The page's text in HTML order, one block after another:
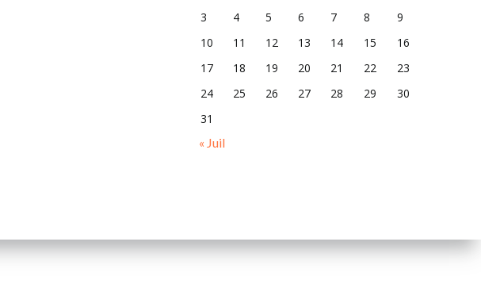
3
4 5 6 7 8
9
10
11 12 13 14 15
16
17
18 19 20 21 22
23
24
25 26 27 28 29
30
31
« Juil